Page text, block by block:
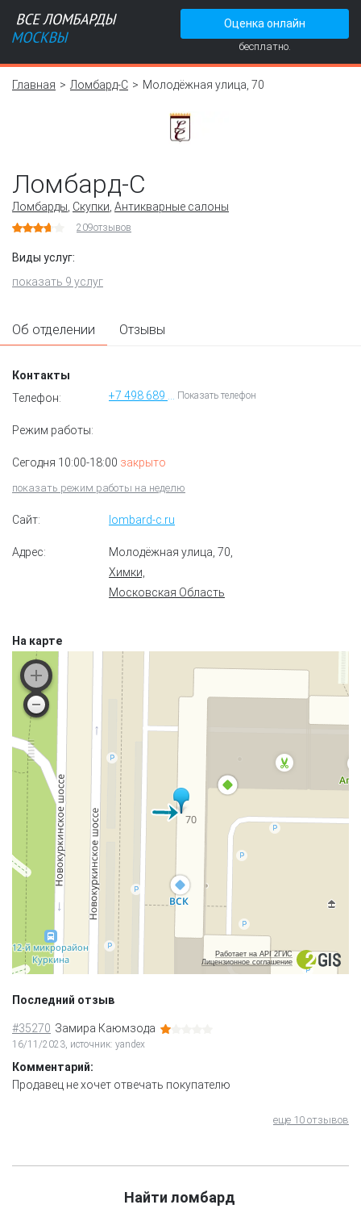
Оценка онлайн
бесплатно.
Главная Ломбард-С Молодёжная улица, 70
Ломбард-С
Ломбарды Скупки Антикварные салоны
209отзывов
Виды услуг:
показать 9 услуг
Об отделении Отзывы
Контакты
Телефон:
Показать телефон
Режим работы:
Сегодня 10:00-18:00 закрыто
показать режим работы на неделю
Сайт: lombard-c.ru
Адрес: Молодёжная улица, 70
Химки,
Московская Область
На карте
Работает на API 2ГИС
Лицензионное соглашение
Последний отзыв
#35270 Замира Каюмзода
16/11/2023, источник: yandex
Комментарий:
Продавец не хочет отвечать покупателю
еще 10 отзывов
Найти ломбард